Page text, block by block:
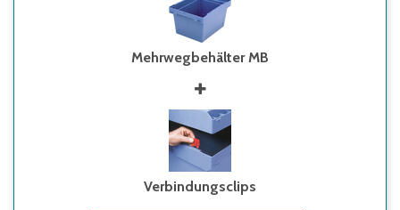
Mehrwegbehälter MB
Verbindungsclips